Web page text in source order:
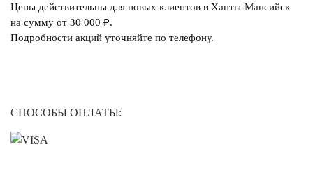
Цены действительны для новых клиентов в Ханты-Мансийск
на сумму от 30 000 ₽.
Подробности акций уточняйте по телефону.
СПОСОБЫ ОПЛАТЫ: